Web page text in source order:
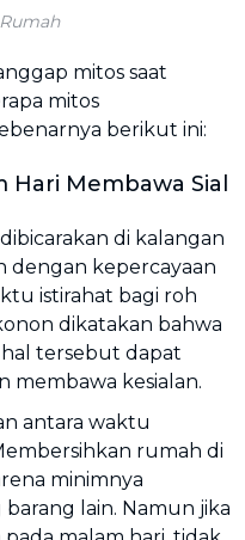
mitos saat
mitos
berikut ini:
Membawa Sial
di kalangan
dengan kepercayaan
istirahat bagi roh
dikatakan bahwa
hal tersebut dapat
membawa kesialan.
antara waktu
rumah di
minimnya
lain. Namun jika